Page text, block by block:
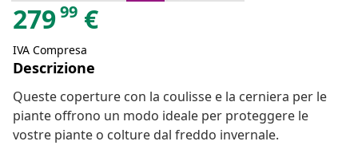
27999 €
IVA Compresa
Descrizione
Queste coperture con la coulisse e la cerniera per le
piante offrono un modo ideale per proteggere le
vostre piante o colture dal freddo invernale.